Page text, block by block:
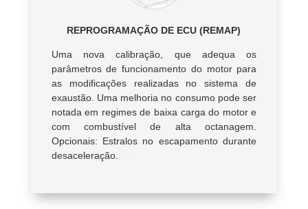
REPROGRAMAÇÃO DE ECU (REMAP)
Uma nova calibração, que adequa os
parâmetros de funcionamento do motor para
as modificações realizadas no sistema de
exaustão. Uma melhoria no consumo pode ser
notada em regimes de baixa carga do motor e
com combustível de alta octanagem.
Opcionais: Estralos no escapamento durante
desaceleração.